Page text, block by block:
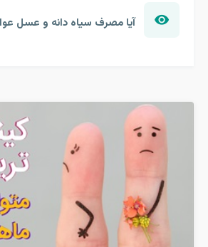
آیا مصرف سیاه دانه و عسل